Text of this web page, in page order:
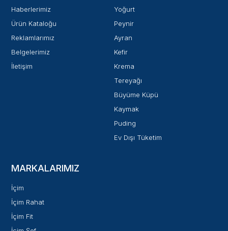
Haberlerimiz
Ürün Kataloğu
Reklamlarımız
Belgelerimiz
İletişim
Yoğurt
Peynir
Ayran
Kefir
Krema
Tereyağı
Büyüme Küpü
Kaymak
Puding
Ev Dışı Tüketim
MARKALARIMIZ
İçim
İçim Rahat
İçim Fit